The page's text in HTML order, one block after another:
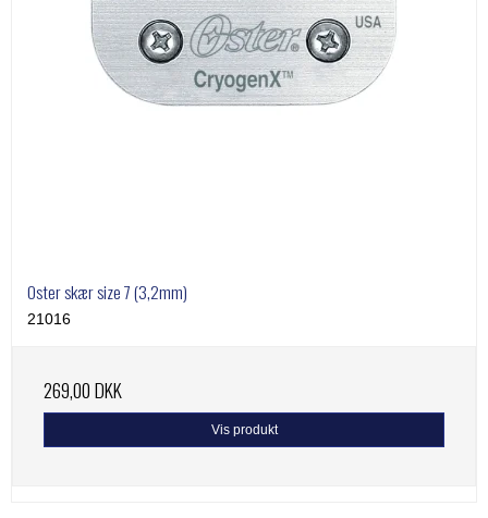
Oster skær size 7 (3,2mm)
21016
269,00 DKK
Vis produkt